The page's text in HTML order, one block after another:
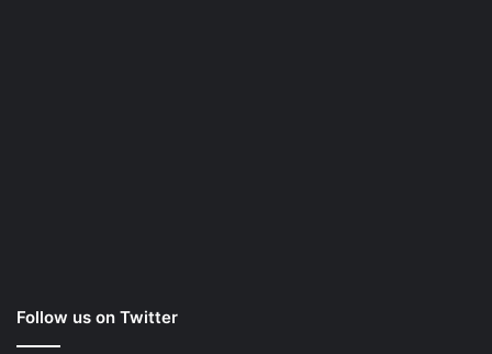
Follow us on Twitter